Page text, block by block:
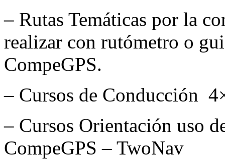
– Rutas Temáticas por la
realizar con rutómetro o
CompeGPS.
– Cursos de Conducción
– Cursos Orientación uso
CompeGPS – TwoNav